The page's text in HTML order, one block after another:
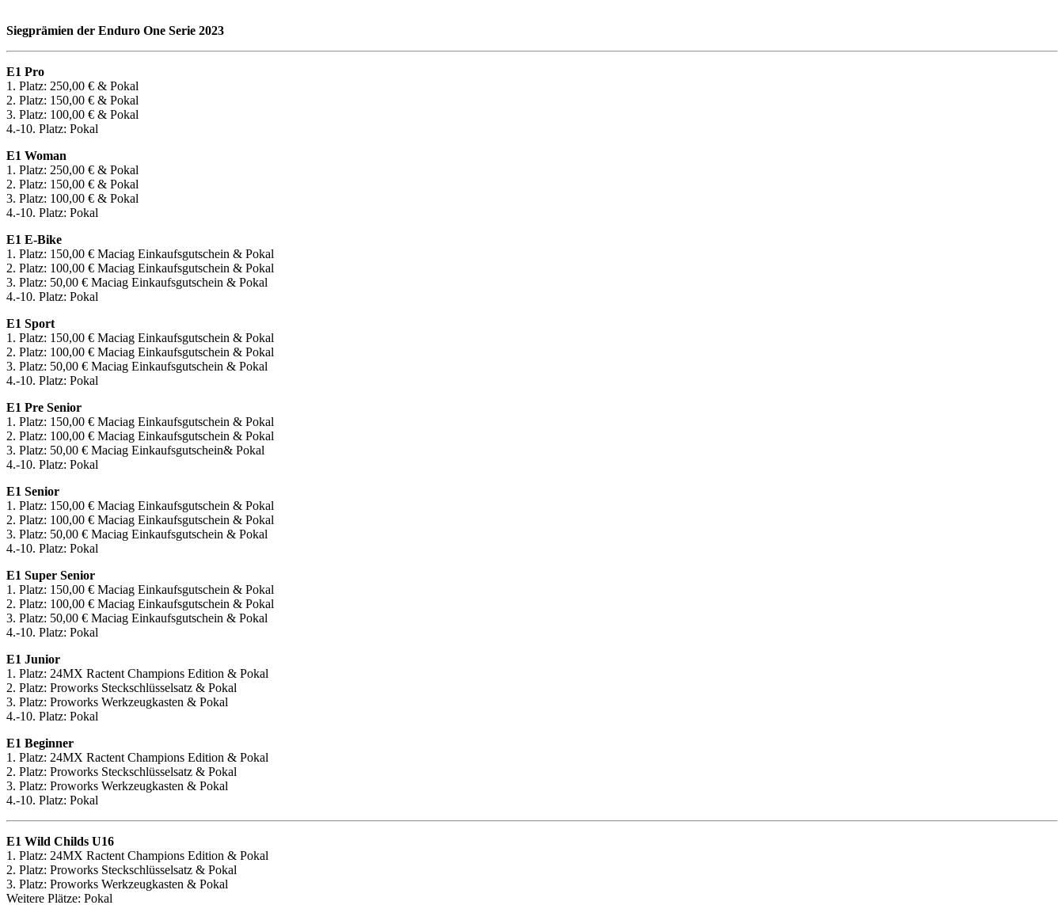
Siegprämien der Enduro One Serie 2023
E1 Pro
1. Platz: 250,00 € & Pokal
2. Platz: 150,00 € & Pokal
3. Platz: 100,00 € & Pokal
4.-10. Platz: Pokal
E1 Woman
1. Platz: 250,00 € & Pokal
2. Platz: 150,00 € & Pokal
3. Platz: 100,00 € & Pokal
4.-10. Platz: Pokal
E1 E-Bike
1. Platz: 150,00 € Maciag Einkaufsgutschein & Pokal
2. Platz: 100,00 € Maciag Einkaufsgutschein & Pokal
3. Platz: 50,00 € Maciag Einkaufsgutschein & Pokal
4.-10. Platz: Pokal
E1 Sport
1. Platz: 150,00 € Maciag Einkaufsgutschein & Pokal
2. Platz: 100,00 € Maciag Einkaufsgutschein & Pokal
3. Platz: 50,00 € Maciag Einkaufsgutschein & Pokal
4.-10. Platz: Pokal
E1 Pre Senior
1. Platz: 150,00 € Maciag Einkaufsgutschein & Pokal
2. Platz: 100,00 € Maciag Einkaufsgutschein & Pokal
3. Platz: 50,00 € Maciag Einkaufsgutschein& Pokal
4.-10. Platz: Pokal
E1 Senior
1. Platz: 150,00 € Maciag Einkaufsgutschein & Pokal
2. Platz: 100,00 € Maciag Einkaufsgutschein & Pokal
3. Platz: 50,00 € Maciag Einkaufsgutschein & Pokal
4.-10. Platz: Pokal
E1 Super Senior
1. Platz: 150,00 € Maciag Einkaufsgutschein & Pokal
2. Platz: 100,00 € Maciag Einkaufsgutschein & Pokal
3. Platz: 50,00 € Maciag Einkaufsgutschein & Pokal
4.-10. Platz: Pokal
E1 Junior
1. Platz: 24MX Ractent Champions Edition & Pokal
2. Platz: Proworks Steckschlüsselsatz & Pokal
3. Platz: Proworks Werkzeugkasten & Pokal
4.-10. Platz: Pokal
E1 Beginner
1. Platz: 24MX Ractent Champions Edition & Pokal
2. Platz: Proworks Steckschlüsselsatz & Pokal
3. Platz: Proworks Werkzeugkasten & Pokal
4.-10. Platz: Pokal
E1 Wild Childs U16
1. Platz: 24MX Ractent Champions Edition & Pokal
2. Platz: Proworks Steckschlüsselsatz & Pokal
3. Platz: Proworks Werkzeugkasten & Pokal
Weitere Plätze: Pokal